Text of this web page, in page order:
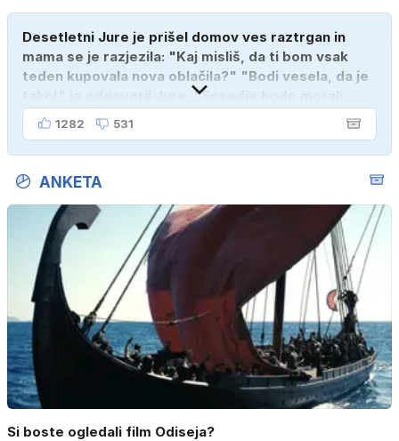
Desetletni Jure je prišel domov ves raztrgan in
mama se je razjezila: "Kaj misliš, da ti bom vsak
teden kupovala nova oblačila?" "Bodi vesela, da je
tako!" je odgovoril Jure. "Sosedje bodo morali
kupiti novega sina, tako sem ga prebutal!"
1282 531
ANKETA
Si boste ogledali film Odiseja?